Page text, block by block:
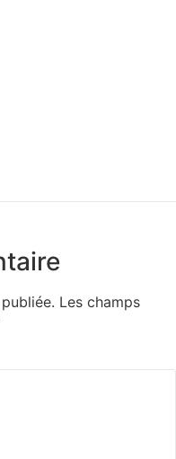
Les champs